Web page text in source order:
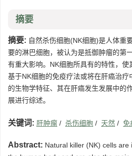
摘要
摘要: 自然杀伤细胞(NK细胞)是人体重
要的淋巴细胞，被认为是抵御肿瘤的第
有重大影响。NK细胞所具有的特性，使
基于NK细胞的免疫疗法或将在肝癌治
的生物学特征、其在肝癌发生发展中的
展进行综述。
关键词: 肝肿瘤 / 杀伤细胞 / 天然 / 免
Abstract: Natural killer (NK) cells